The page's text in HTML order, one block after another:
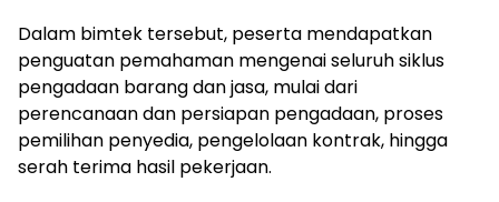
Dalam bimtek tersebut, peserta mendapatkan
penguatan pemahaman mengenai seluruh siklus
pengadaan barang dan jasa, mulai dari
perencanaan dan persiapan pengadaan, proses
pemilihan penyedia, pengelolaan kontrak, hingga
serah terima hasil pekerjaan.